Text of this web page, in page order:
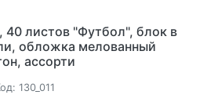
листов "Футбол", блок в
обложка мелованный
ассорти
130_011